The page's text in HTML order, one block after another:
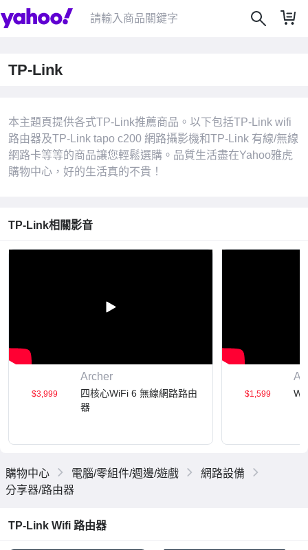
TP-Link
本主題頁提供各式TP-Link推薦商品。以下包括TP-Link wifi
路由器及TP-Link tapo c200 網路攝影機和TP-Link 有線/無線
網路卡等等的商品讓您輕鬆選購。品質生活盡在Yahoo雅虎
購物中心，好的生活真的不貴！
TP-Link相關影音
$3,999
Archer
四核心WiFi 6 無線網路路由
器
$1,599
購物中心 電腦/零組件/週邊/遊戲
網路設備
分享器/路由器
TP-Link Wifi 路由器